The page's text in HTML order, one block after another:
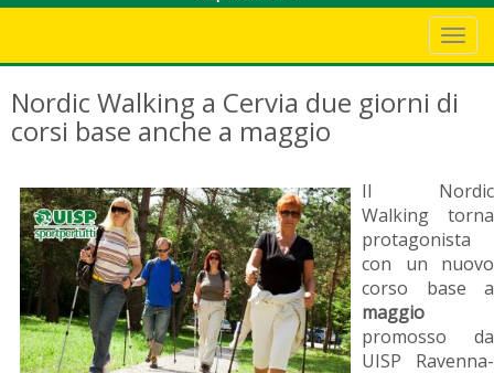
Nordic Walking a Cervia due giorni di
corsi base anche a maggio
Il Nordic
Walking torna
protagonista
con un nuovo
corso base a
maggio
promosso da
UISP Ravenna-